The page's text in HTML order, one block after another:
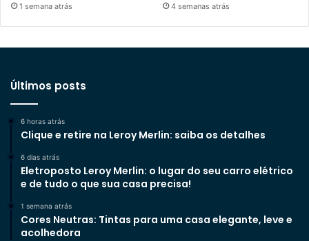
1 semana atrás 4 semanas atrás
Últimos posts
6 horas atrás
Clique e retire na Leroy Merlin: saiba os detalhes
6 dias atrás
Eletroposto Leroy Merlin: o lugar do seu carro elétrico
e de tudo o que sua casa precisa!
1 semana atrás
Cores Neutras: Tintas para uma casa elegante, leve e
acolhedora